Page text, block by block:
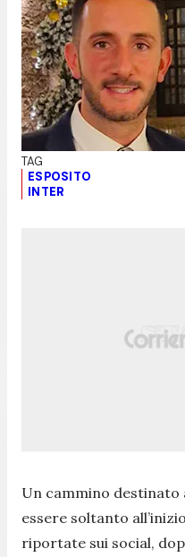
ESPOSITO
INTER
Un cammino destinato
essere soltanto
riportate sui social,